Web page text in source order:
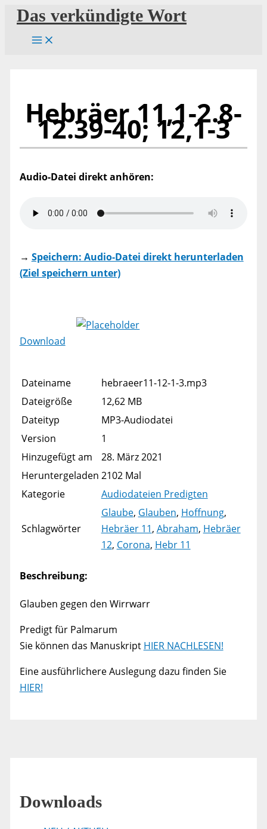
Zum
Inhalt
springen
Das verkündigte Wort
Hebräer 11,1-2.8-
12.39-40; 12,1-3
Audio-Datei direkt anhören:
→ Speichern: Audio-Datei direkt herunterladen
(Ziel speichern unter)
Download
Dateiname
hebraeer11-12-1-3.mp3
Dateigröße
12,62 MB
Dateityp
MP3-Audiodatei
Version
1
Hinzugefügt am
28. März 2021
Heruntergeladen 2102 Mal
Kategorie
Audiodateien Predigten
Schlagwörter
Glaube, Glauben, Hoffnung,
Hebräer 11, Abraham, Hebräer
12, Corona, Hebr 11
Beschreibung:
Glauben gegen den Wirrwarr
Predigt für Palmarum
Sie können das Manuskript HIER NACHLESEN!
Eine ausführlichere Auslegung dazu finden Sie
HIER!
Downloads